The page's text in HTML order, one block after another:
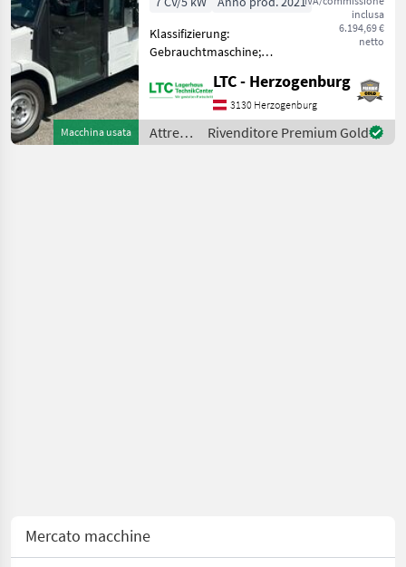
Macchina usata
inclusa
6.194,69 €
netto
Klassifizierung:
Gebrauchtmaschine;
L0JEBAD01M1009430;
Anzahl Vorbesitzer: 1;
Weitere
Maschinenmerkmale: Mit
LTC - Herzogenburg
3130 Herzogenburg
Attrezzi
comunali
Rivenditore Premium Gold
Mercato macchine